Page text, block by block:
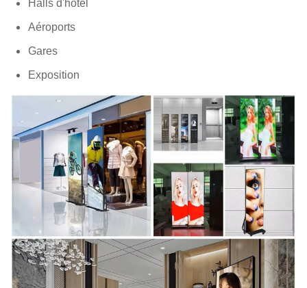
Taux de
Type
Niveau de gris 16 bits
Angle de vision H:170°V:170°
Température de
fonctionnement
-20℃~+50℃
Humidité de
fonctionnement
10%-90%RH
Halls d'hôtel
Aéroports
Gares
Exposition